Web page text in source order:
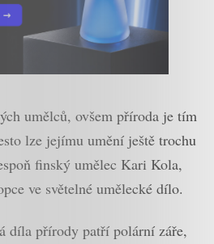
umělců, ovšem příroda je tím
lze jejímu umění ještě trochu
finský umělec Kari Kola,
ve světelné umělecké dílo.
díla přírody patří polární záře,